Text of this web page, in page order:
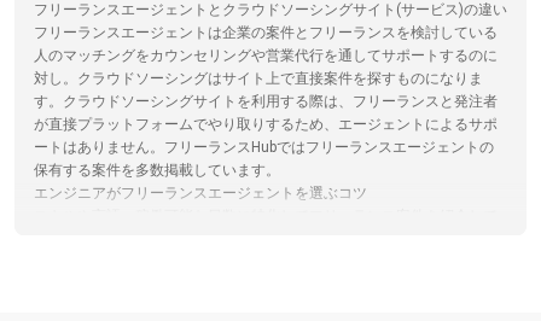
フリーランスエージェントとクラウドソーシングサイト(サービス)の違い
フリーランスエージェントは企業の案件とフリーランスを検討している
人のマッチングをカウンセリングや営業代行を通してサポートするのに
対し。クラウドソーシングはサイト上で直接案件を探すものになりま
す。クラウドソーシングサイトを利用する際は、フリーランスと発注者
が直接プラットフォームでやり取りするため、エージェントによるサポ
ートはありません。フリーランスHubではフリーランスエージェントの
保有する案件を多数掲載しています。
エンジニアがフリーランスエージェントを選ぶコツ